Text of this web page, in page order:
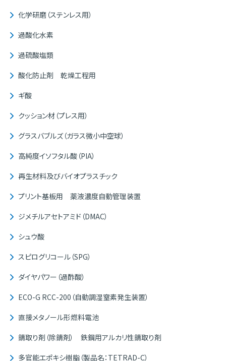
化学研磨（ステンレス用）
過酸化水素
過硫酸塩類
酸化防止剤 乾燥工程用
ギ酸
クッション材（プレス用）
グラスバブルズ（ガラス微小中空球）
高純度イソフタル酸（PIA）
再生材料及びバイオプラスチック
プリント基板用 薬液濃度自動管理装置
ジメチルアセトアミド（DMAC）
シュウ酸
スピログリコール（SPG）
ダイヤパワー（過酢酸）
ECO-G RCC-200（自動調湿窒素発生装置）
直接メタノール形燃料電池
錆取り剤（除錆剤） 鉄鋼用アルカリ性錆取り剤
多官能エポキシ樹脂（製品名：TETRAD-C）